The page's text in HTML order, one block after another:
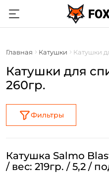
Главная Катушки Катушки
Катушки для
260гр.
Фильтры
Катушка Salmo
/ вес: 219гр. / 5,2 /